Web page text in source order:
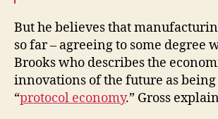
But he believes that
so far – agreeing to some degree
Brooks who describes the
innovations of the future as
“protocol economy.” Gross